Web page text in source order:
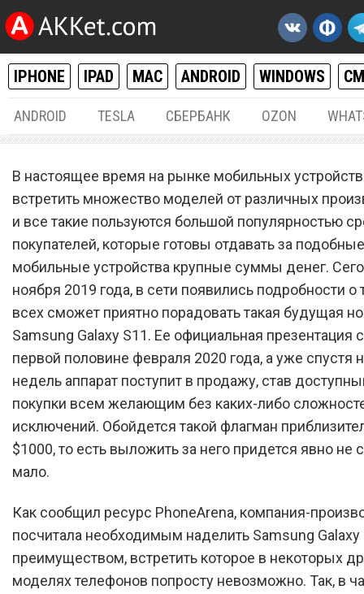
IPHONE IPAD MAC ANDROID WINDOWS
ANDROID TESLA СБЕРБАНК OZON
Samsung Galaxy S11
iPhone 11 Pro и Xiaomi Mi
вот почему
В настоящее время на рынке мобильных
встретить множество моделей от различных
и все такие пользуются большой популярностью
покупателей, которые готовы отдавать за подобные
мобильные устройства крупные суммы денег.
ноября 2019 года, в сети появились подробности о
всех сможет приятно порадовать такая будущая
Samsung Galaxy S11. Ее официальная презентация
первой половине февраля 2020 года, а уже спустя
недель аппарат поступит в продажу, став
покупки всем желающим без каких-либо
исключений. Обойдется такой флагман
$1000, то есть выложить за него придется явно не
мало.
Как сообщил ресурс PhoneArena, компания-
посчитала необходимым наделить Samsung Galaxy
преимуществом, встретить которое в некоторых
моделях телефонов попросту невозможно. Так, в